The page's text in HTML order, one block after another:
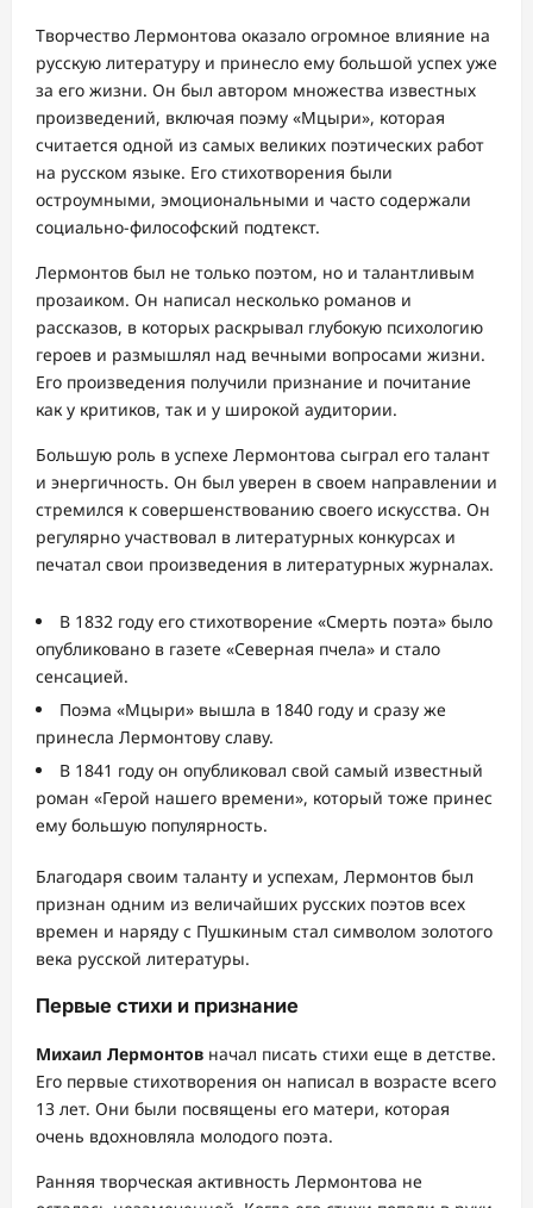
Творчество Лермонтова оказало огромное влияние на
русскую литературу и принесло ему большой успех уже
за его жизни. Он был автором множества известных
произведений, включая поэму «Мцыри», которая
считается одной из самых великих поэтических работ
на русском языке. Его стихотворения были
остроумными, эмоциональными и часто содержали
социально-философский подтекст.
Лермонтов был не только поэтом, но и талантливым
прозаиком. Он написал несколько романов и
рассказов, в которых раскрывал глубокую психологию
героев и размышлял над вечными вопросами жизни.
Его произведения получили признание и почитание
как у критиков, так и у широкой аудитории.
Большую роль в успехе Лермонтова сыграл его талант
и энергичность. Он был уверен в своем направлении и
стремился к совершенствованию своего искусства. Он
регулярно участвовал в литературных конкурсах и
печатал свои произведения в литературных журналах.
В 1832 году его стихотворение «Смерть поэта» было
опубликовано в газете «Северная пчела» и стало
сенсацией.
Поэма «Мцыри» вышла в 1840 году и сразу же
принесла Лермонтову славу.
В 1841 году он опубликовал свой самый известный
роман «Герой нашего времени», который тоже принес
ему большую популярность.
Благодаря своим таланту и успехам, Лермонтов был
признан одним из величайших русских поэтов всех
времен и наряду с Пушкиным стал символом золотого
века русской литературы.
Первые стихи и признание
Михаил Лермонтов начал писать стихи еще в детстве.
Его первые стихотворения он написал в возрасте всего
13 лет. Они были посвящены его матери, которая
очень вдохновляла молодого поэта.
Ранняя творческая активность Лермонтова не